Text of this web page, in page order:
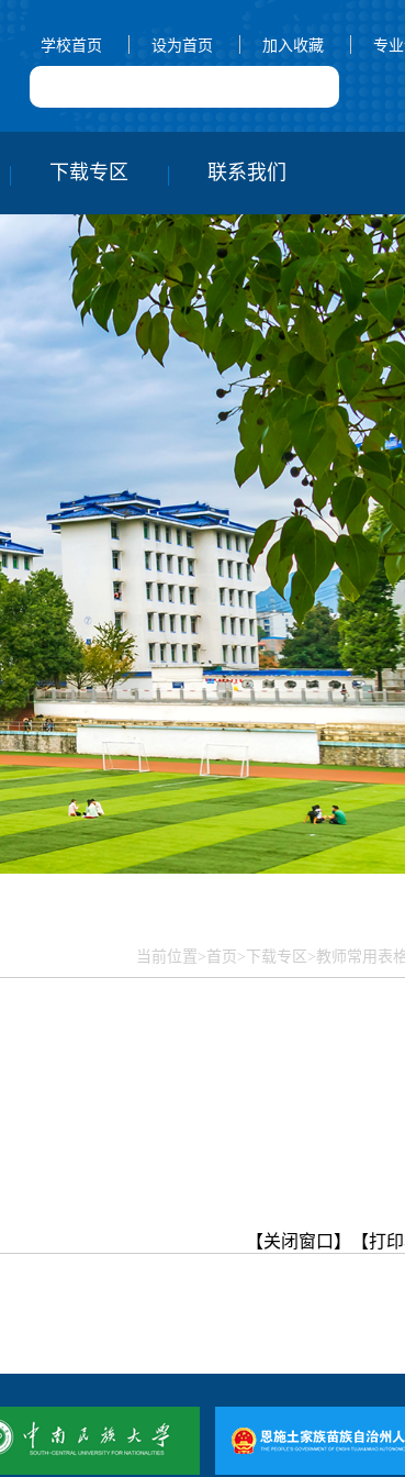
学校首页 设为首页 加入收藏 专
下载专区 联系我们
当前位置>首页> 下载专区>教师常用表
【打
【关闭窗口】